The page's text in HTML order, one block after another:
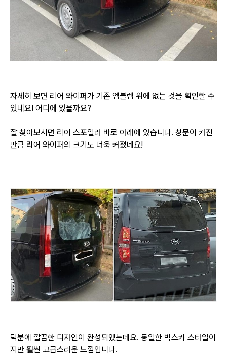
자세히 보면 리어 와이퍼가 기존 엠블렘 위에 없는 것을 확인할 수
있네요! 어디에 있을까요?
잘 찾아보시면 리어 스포일러 바로 아래에 있습니다. 창문이 커진
만큼 리어 와이퍼의 크기도 더욱 커졌네요!
덕분에 깔끔한 디자인이 완성되었는데요. 동일한 박스카 스타일이
지만 훨씬 고급스러운 느낌입니다.